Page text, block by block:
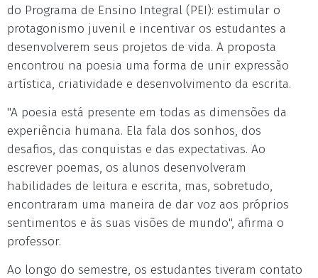
do Programa de Ensino Integral (PEI): estimular o
protagonismo juvenil e incentivar os estudantes a
desenvolverem seus projetos de vida. A proposta
encontrou na poesia uma forma de unir expressão
artística, criatividade e desenvolvimento da escrita.
"A poesia está presente em todas as dimensões da
experiência humana. Ela fala dos sonhos, dos
desafios, das conquistas e das expectativas. Ao
escrever poemas, os alunos desenvolveram
habilidades de leitura e escrita, mas, sobretudo,
encontraram uma maneira de dar voz aos próprios
sentimentos e às suas visões de mundo", afirma o
professor.
Ao longo do semestre, os estudantes tiveram contato